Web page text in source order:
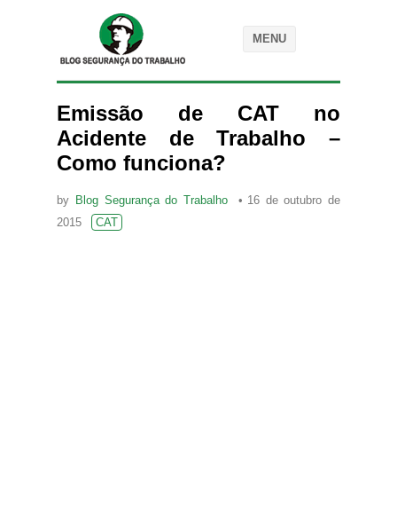
MENU
Emissão de CAT no
Acidente de Trabalho –
Como funciona?
by Blog Segurança do Trabalho
16 de outubro de
2015
CAT